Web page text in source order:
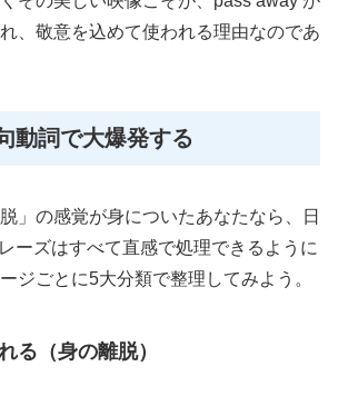
、敬意を込めて使われる理由なのであ
詞で大爆発する
」の感覚が身についたあなたなら、日
ーズはすべて直感で処理できるように
ジごとに5大分類で整理してみよう。
る（身の離脱）